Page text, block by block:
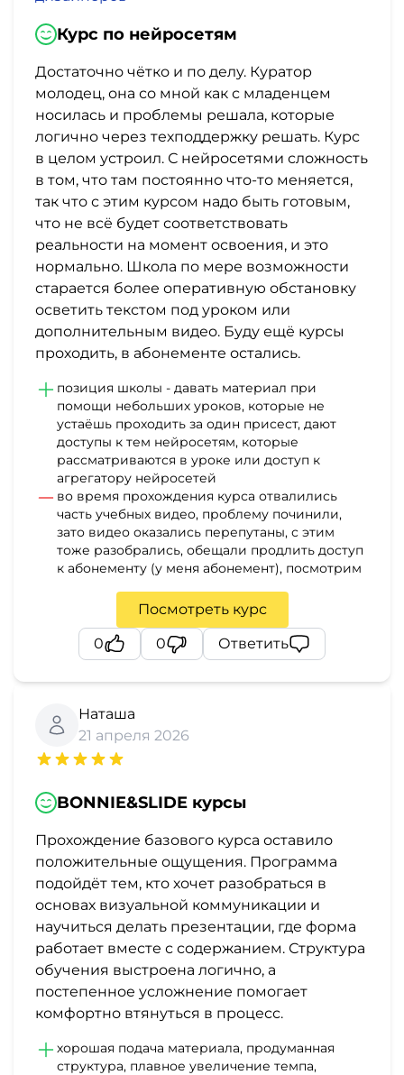
Курс по нейросетям
Достаточно чётко и по делу. Куратор
молодец, она со мной как с младенцем
носилась и проблемы решала, которые
логично через техподдержку решать. Курс
в целом устроил. С нейросетями сложность
в том, что там постоянно что-то меняется,
так что с этим курсом надо быть готовым,
что не всё будет соответствовать
реальности на момент освоения, и это
нормально. Школа по мере возможности
старается более оперативную обстановку
осветить текстом под уроком или
дополнительным видео. Буду ещё курсы
проходить, в абонементе остались.
позиция школы - давать материал при
помощи небольших уроков, которые не
устаёшь проходить за один присест, дают
доступы к тем нейросетям, которые
рассматриваются в уроке или доступ к
агрегатору нейросетей
во время прохождения курса отвалились
часть учебных видео, проблему починили,
зато видео оказались перепутаны, с этим
тоже разобрались, обещали продлить доступ
к абонементу (у меня абонемент), посмотрим
Посмотреть курс
0
0 Ответить
Наташа
21 апреля 2026
BONNIE&SLIDE курсы
Прохождение базового курса оставило
положительные ощущения. Программа
подойдёт тем, кто хочет разобраться в
основах визуальной коммуникации и
научиться делать презентации, где форма
работает вместе с содержанием. Структура
обучения выстроена логично, а
постепенное усложнение помогает
комфортно втянуться в процесс.
хорошая подача материала, продуманная
структура, плавное увеличение темпа,